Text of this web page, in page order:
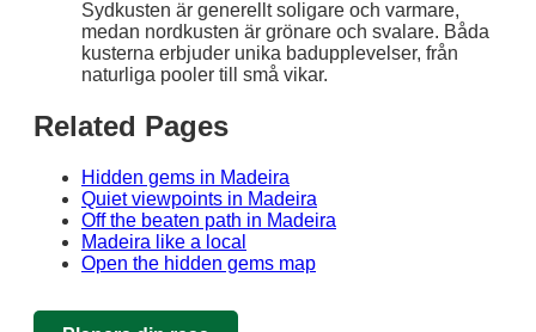
Sydkusten är generellt soligare och varmare,
medan nordkusten är grönare och svalare. Båda
kusterna erbjuder unika badupplevelser, från
naturliga pooler till små vikar.
Related Pages
Hidden gems in Madeira
Quiet viewpoints in Madeira
Off the beaten path in Madeira
Madeira like a local
Open the hidden gems map